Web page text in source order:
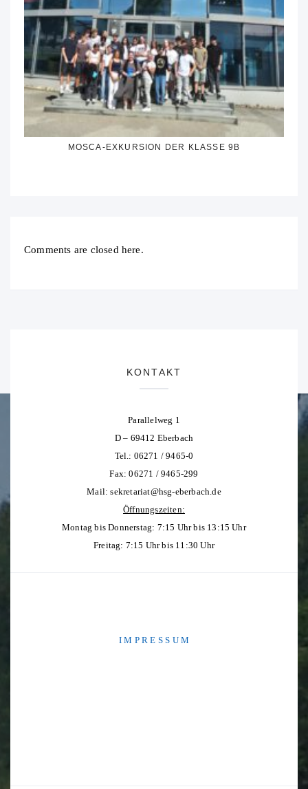
MOSCA-EXKURSION DER KLASSE 9B
Comments are closed here.
KONTAKT
Parallelweg 1
D – 69412 Eberbach
Tel.: 06271 / 9465-0
Fax: 06271 / 9465-299
Mail:sekretariat@hsg-eberbach.de
Öffnungszeiten:
Montag bis Donnerstag: 7:15 Uhr bis 13:15 Uhr
Freitag: 7:15 Uhr bis 11:30 Uhr
I M P R E S S U M